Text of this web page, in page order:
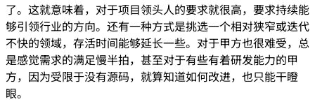
了。这就意味着，对于项目领头人的要求就很高，要求持续能
够引领行业的方向。还有一种方式是挑选一个相对狭窄或迭代
不快的领域，存活时间能够延长一些。对于甲方也很难受，总
是感觉需求的满足慢半拍，甚至对于有些有着研发能力的甲
方，因为受限于没有源码，就算知道如何改进，也只能干瞪
眼。